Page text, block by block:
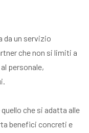
da un servizio
che non si limiti a
personale,
che si adatta alle
benefici concreti e